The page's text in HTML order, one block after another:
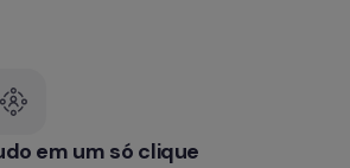
em um só clique